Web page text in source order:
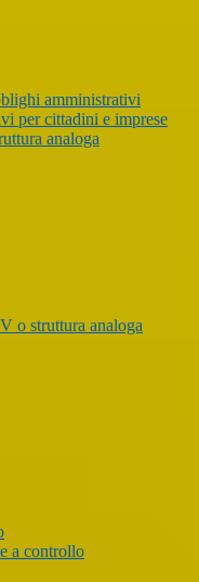
amministrativi
per cittadini e imprese
analoga
o struttura analoga
a controllo